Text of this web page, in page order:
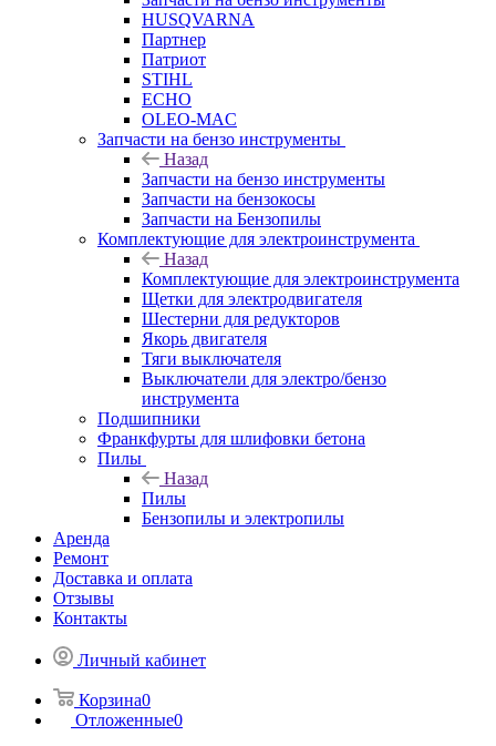
HUSQVARNA
Партнер
Патриот
STIHL
ECHO
OLEO-MAC
Запчасти на бензо инструменты
Назад
Запчасти на бензо инструменты
Запчасти на бензокосы
Запчасти на Бензопилы
Комплектующие для электроинструмента
Назад
Комплектующие для электроинструмента
Щетки для электродвигателя
Шестерни для редукторов
Якорь двигателя
Тяги выключателя
Выключатели для электро/бензо
инструмента
Подшипники
Франкфурты для шлифовки бетона
Пилы
Назад
Пилы
Бензопилы и электропилы
Аренда
Ремонт
Доставка и оплата
Отзывы
Контакты
Личный кабинет
Корзина0
Отложенные0